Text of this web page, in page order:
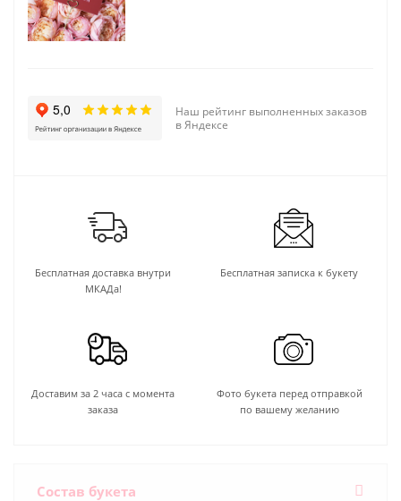
Наш рейтинг выполненных заказов
в Яндексе
Бесплатная доставка внутри
МКАДа!
Бесплатная записка к букету
Доставим за 2 часа с момента
заказа
Фото букета перед отправкой
по вашему желанию
Состав букета